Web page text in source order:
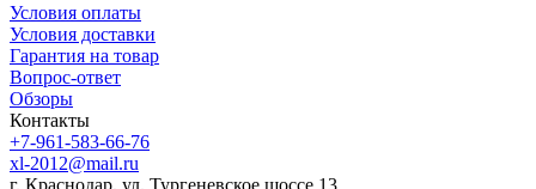
Условия оплаты
Условия доставки
Гарантия на товар
Вопрос-ответ
Обзоры
Контакты
+7-961-583-66-76
xl-2012@mail.ru
г. Краснодар, ул. Тургеневское шоссе 13